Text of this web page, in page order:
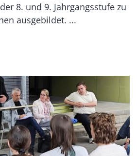
8. und 9. Jahrgangsstufe zu
ausgebildet. ...